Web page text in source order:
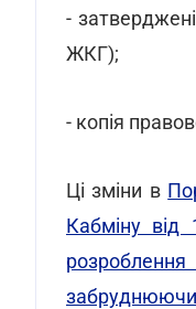
-
ЖКГ);
- копія
Ці зміни в
Кабміну